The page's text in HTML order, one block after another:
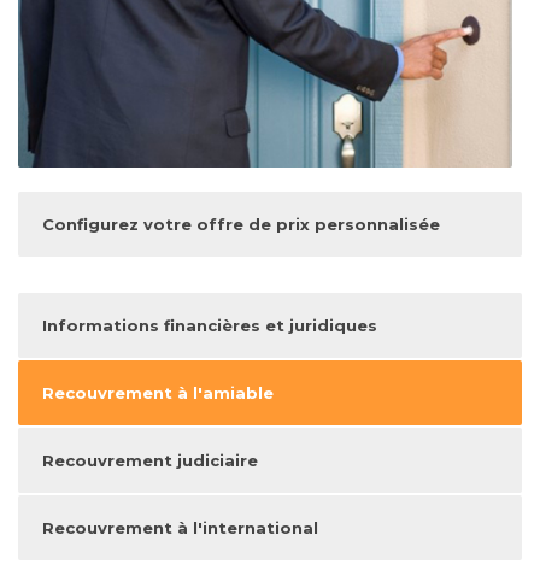
Configurez votre offre de prix personnalisée
Informations financières et juridiques
Recouvrement à l'amiable
Recouvrement judiciaire
Recouvrement à l'international